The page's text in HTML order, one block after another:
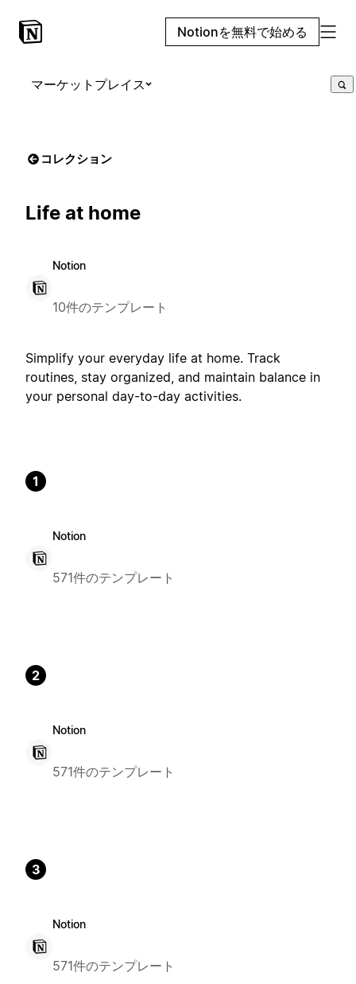
Notionを無料で始める
マーケットプレイス
コレクション
Life at home
Notion
10件のテンプレート
Simplify your everyday life at home. Track
routines, stay organized, and maintain balance in
your personal day-to-day activities.
1
Notion
571件のテンプレート
2
Notion
571件のテンプレート
3
Notion
571件のテンプレート